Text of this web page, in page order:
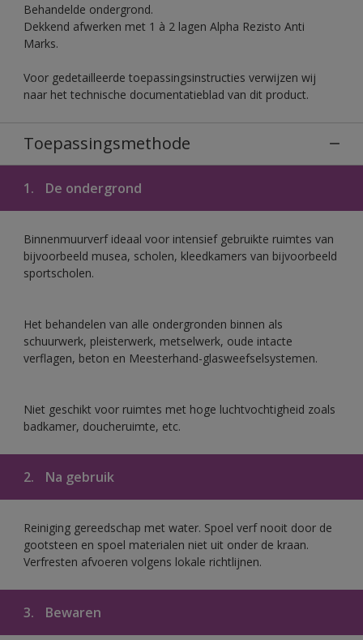
Behandelde ondergrond.
Dekkend afwerken met 1 à 2 lagen Alpha Rezisto Anti
Marks.
Voor gedetailleerde toepassingsinstructies verwijzen wij
naar het technische documentatieblad van dit product.
Toepassingsmethode
1. De ondergrond
Binnenmuurverf ideaal voor intensief gebruikte ruimtes van
bijvoorbeeld musea, scholen, kleedkamers van bijvoorbeeld
sportscholen.
Het behandelen van alle ondergronden binnen als
schuurwerk, pleisterwerk, metselwerk, oude intacte
verflagen, beton en Meesterhand-glasweefselsystemen.
Niet geschikt voor ruimtes met hoge luchtvochtigheid zoals
badkamer, doucheruimte, etc.
2. Na gebruik
Reiniging gereedschap met water. Spoel verf nooit door de
gootsteen en spoel materialen niet uit onder de kraan.
Verfresten afvoeren volgens lokale richtlijnen.
3. Bewaren